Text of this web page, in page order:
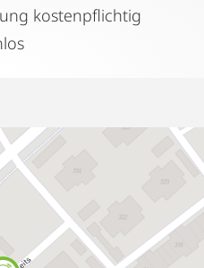
kostenpflichtig